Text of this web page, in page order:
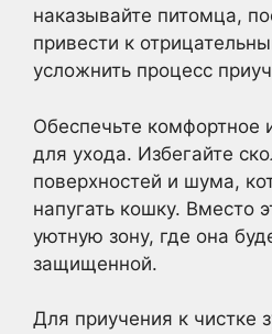
наказывайте питомца,
привести к
усложнить процесс
Обеспечьте комфортное
для ухода. Избегайте
поверхностей и шума,
напугать кошку. Вместо
уютную зону, где она
защищенной.
Для приучения к чистке